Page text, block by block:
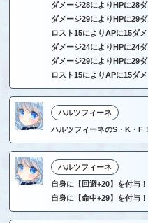
ダメージ28によりHPに28ダ
ダメージ29によりHPに29ダ
ロスト15によりAPに15ダメ
ダメージ24によりHPに24ダ
ダメージ29によりHPに29ダ
ロスト15によりAPに15ダメ
ハルツフィーネ
ハルツフィーネのS・K・F！
ハルツフィーネ
自身に【回避+20】を付与！
自身に【命中+29】を付与！